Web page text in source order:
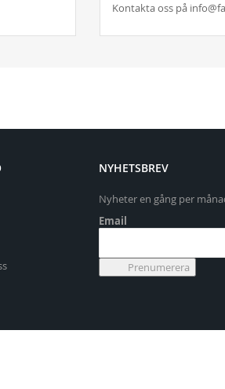
Kontakta oss på
NYHETSBREV
Nyheter en gång per
Email